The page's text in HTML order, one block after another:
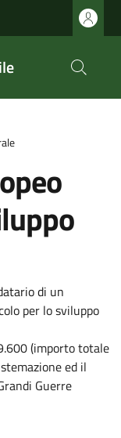
di un
per lo sviluppo
(importo totale
ed il
Guerre